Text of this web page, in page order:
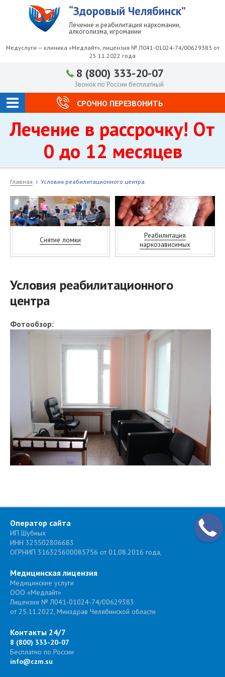
“Здоровый Челябинск”
Лечение и реабилитация наркомании,
алкоголизма, игромании
Медуслуги — клиника «Медлайт», лицензия № Л041-01024-74/00629383 от
25.11.2022 года
8 (800) 333-20-07
Звонок по России бесплатный
СРОЧНО ПЕРЕЗВОНИТЬ
Лечение в рассрочку! От
0 до 12 месяцев
Главная Условия реабилитационного центра
Снятие ломки
Реабилитация
наркозависимых
Условия реабилитационного
центра
Фотообзор:
Оператор сайта
ИП Шубных
ИНН 325502806683
ОГРНИП 316325600085756 от 01.08.2016 года,
Медицинская лицензия
Медицинские услуги
ООО «Медлайт»
Лицензия № Л041-01024-74/00629383
от 25.11.2022, Минздрав Челябинской области
Контакты 24/7
8 (800) 333-20-07
Бесплатно по России
info@czm.su